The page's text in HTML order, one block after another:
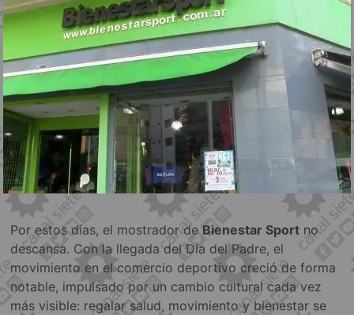
Por estos días, el mostrador deBienestar Sport no
descansa. Con la llegada del Día del Padre, el
movimiento en el comercio deportivo creció de forma
notable, impulsado por un cambio cultural cada vez
más visible: regalar salud, movimiento y bienestar se